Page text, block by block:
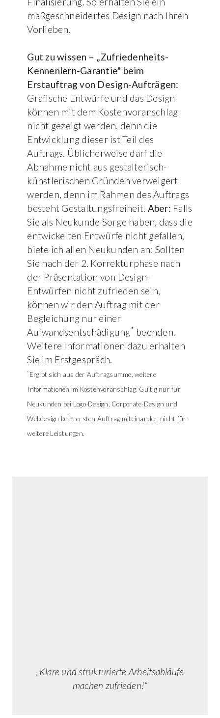
maßgeschneidertes Design nach Ihren
Vorlieben.
Gut zu wissen – „Zufriedenheits-
Kennenlern-Garantie" beim
Erstauftrag von Design-Aufträgen:
Grafische Entwürfe und das Design
können mit dem Kostenvoranschlag
nicht gezeigt werden, denn die
Entwicklung dieser ist Teil des
Auftrags. Üblicherweise darf die
Abnahme nicht aus gestalterisch-
künstlerischen Gründen verweigert
werden, denn im Rahmen des Auftrags
besteht Gestaltungsfreiheit. Aber: Falls
Sie als Neukunde Sorge haben, dass die
entwickelten Entwürfe nicht gefallen,
biete ich allen Neukunden an: Sollten
Sie nach der 2. Korrekturphase nach
der Präsentation von Design-
Entwürfen nicht zufrieden sein,
können wir den Auftrag mit der
Begleichung nur einer
Aufwandsentschädigung* beenden.
Weitere Informationen dazu erhalten
Sie im Erstgespräch.
* Ergibt sich aus der Auftragsumme, weitere
Informationen im Kostenvoranschlag. Gültig nur für
Neukunden bei Logo-Design, Corporate-Design und
Webdesign beim ersten Auftrag miteinander, nicht für
weitere Leistungen.
„Klare und strukturierte Arbeitsabläufe
machen zufrieden!“